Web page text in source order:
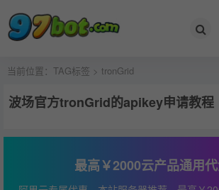
当前位置： TAG标签 > tronGrid
波场官方tronGrid的apikey申请教程
最高￥2000云产品通用